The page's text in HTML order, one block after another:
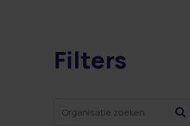
17 resultaten
Filters